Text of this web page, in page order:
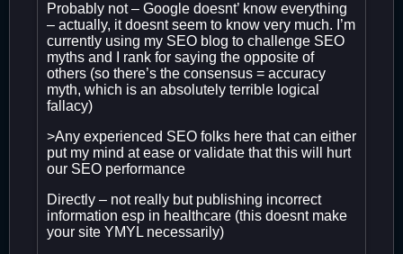
Probably not – Google doesnt’ know everything
– actually, it doesnt seem to know very much. I’m
currently using my SEO blog to challenge SEO
myths and I rank for saying the opposite of
others (so there’s the consensus = accuracy
myth, which is an absolutely terrible logical
fallacy)
>Any experienced SEO folks here that can either
put my mind at ease or validate that this will hurt
our SEO performance
Directly – not really but publishing incorrect
information esp in healthcare (this doesnt make
your site YMYL necessarily)